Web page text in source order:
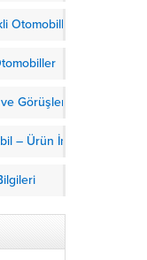
Otomobiller
Görüşler
– Ürün İnceleme